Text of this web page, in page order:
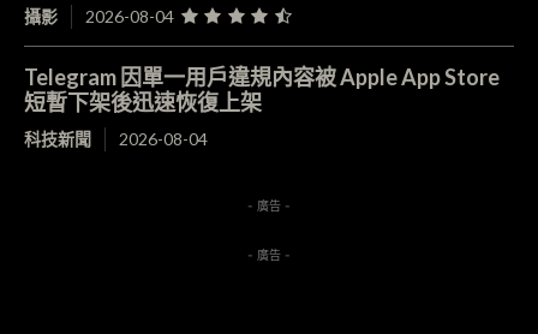
攝影 2026-08-04
Telegram 因單一用戶違規內容被 Apple App Store
短暫下架後迅速恢復上架
科技新聞 2026-08-04
- 廣告 -
- 廣告 -